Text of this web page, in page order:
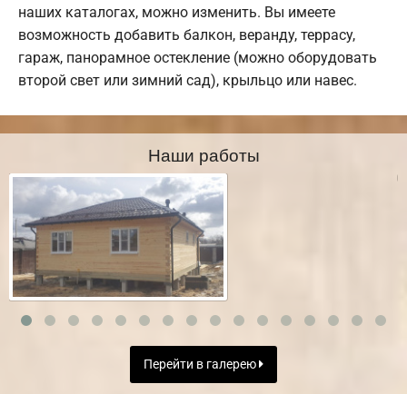
наших каталогах, можно изменить. Вы имеете
возможность добавить балкон, веранду, террасу,
гараж, панорамное остекление (можно оборудовать
второй свет или зимний сад), крыльцо или навес.
Наши работы
Перейти в галерею